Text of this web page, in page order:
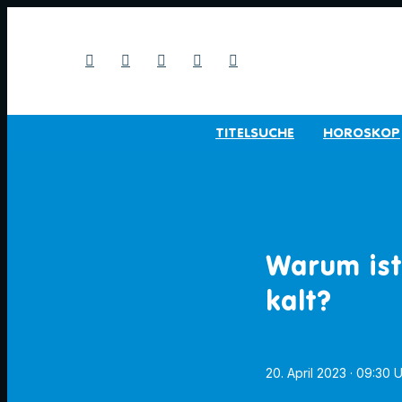
TITELSUCHE HOROSKOP
Warum
kalt?
20. April 2023 · 09:30